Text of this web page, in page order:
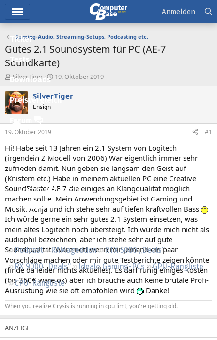
Ticker
Tests
Downloads
Preisvergleich
Forum
Aktuelles
Empfohlene Inhalte
Neue Beiträge
Neueste Aktivitäten
Leserartikel
Regeln
Podcast RAMageddon
RTX 5000 „Deals“
RX 9000 „Deals“
Ideale Gaming-PCs
GPU-Rangliste
CPU-Rangliste
Anmelden
Gaming-Audio, Streaming-Setups, Podcasting etc.
Gutes 2.1 Soundsystem für PC (AE-7
Soundkarte)
E
r
s
t
e
e
r
SilverTiger
E
s
t
a
m
19. Oktober 2019
SilverTiger
Ensign
19. Oktober 2019 #1
Hi! Habe seit 13 Jahren ein 2.1 System von Logitech
(irgendein Z Modell von 2006) War eigentlich immer sehr
zufrieden damit. Nun geben sie langsam den Geist auf
(Knistern etc.) Habe in meinem aktuellen PC eine Creative
SoundBlaster AE-7 die einiges an Klangqualität möglich
machen sollte. Mein Anwendungsgebiet ist Gaming und
Musik. Achja und ich stehe sehr auf tiefen kraftvollen Bass
Ich würde gerne ein sehr gutes 2.1 System einsetzen, was
mein altes Logitech noch übersteigt. Ich würde mich nicht als
audiophil bezeichnen, aber ich stehe sehr auf gute
Soundqualität. Wäre nett wenn mir jemand ein paar
Vorschläge machen oder mir gute Testberichte zeigen könnte
(finde da leider nichts aktuelles). Es darf ruhig einiges Kosten
(bis 350€ wäre ok) aber ich brauche auch keine brutale Profi-
Ausrüstung wie sie oft empfohlen wird
Danke!
When you realize Crysis is running in cpu limt, you're getting old.